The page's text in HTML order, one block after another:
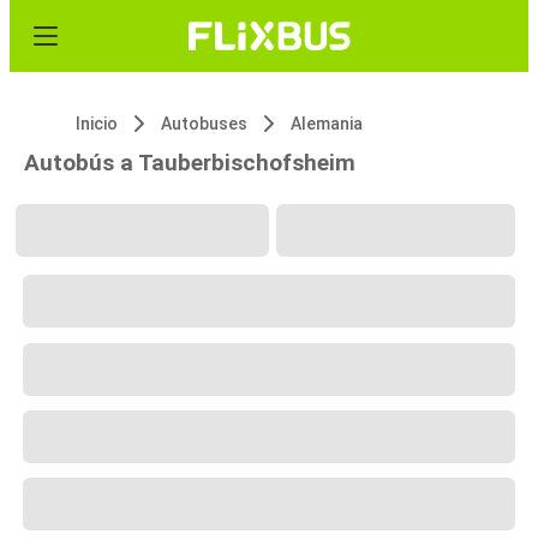
Inicio Autobuses Alemania
Autobús a Tauberbischofsheim